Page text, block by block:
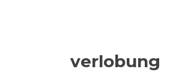
verlobung